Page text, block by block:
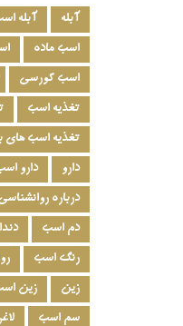
آبله آبله
اسب ماده
اسب کورسی
تغذیه اسب
تغذیه اسب های
دارو دارو
درباره
دم اسب
رنگ اسب
زین زین
سم اسب